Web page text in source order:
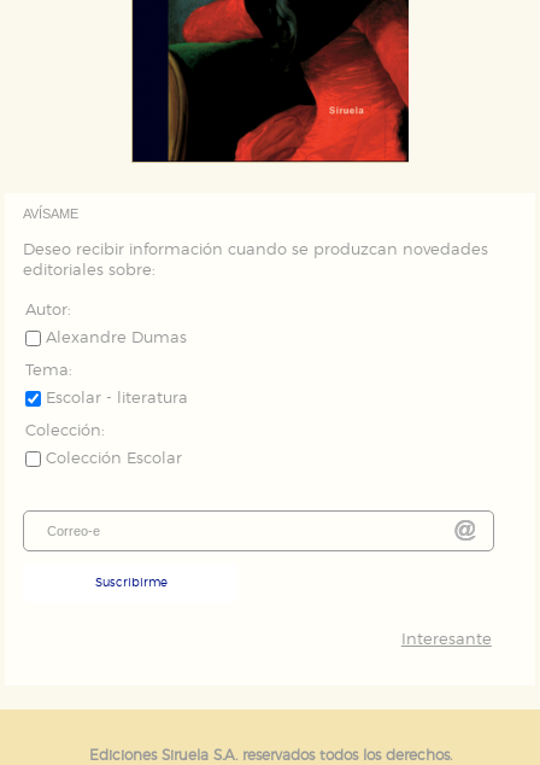
AVÍSAME
Deseo recibir información cuando se produzcan novedades
editoriales sobre:
Autor:
Alexandre Dumas
Tema:
Escolar - literatura
Colección:
Colección Escolar
Suscribirme
Interesante
Ediciones Siruela S.A. reservados todos los derechos.